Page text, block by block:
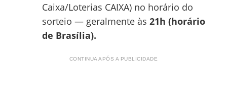
Caixa/Loterias CAIXA) no horário do
sorteio — geralmente às 21h (horário
de Brasília).
CONTINUA APÓS A PUBLICIDADE